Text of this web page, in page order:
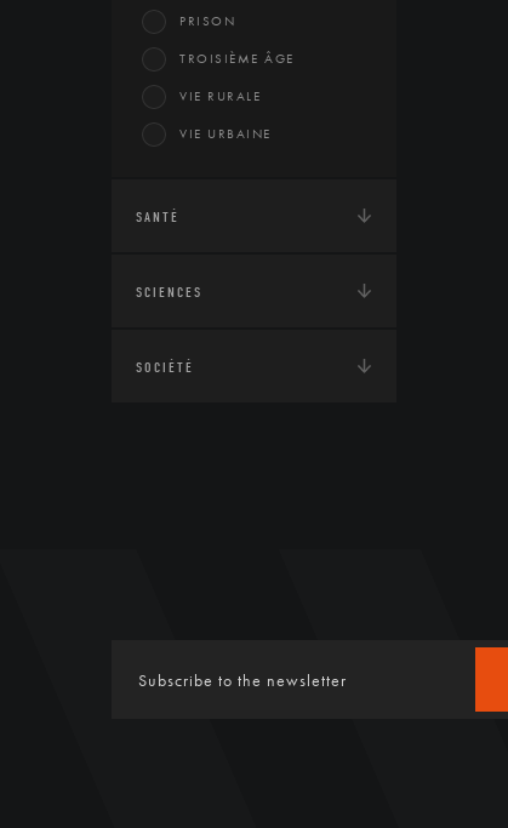
PRISON
TROISIÈME ÂGE
VIE RURALE
VIE URBAINE
SANTÉ
SCIENCES
SOCIÉTÉ